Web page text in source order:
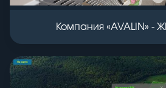
Компания «AVALIN» -